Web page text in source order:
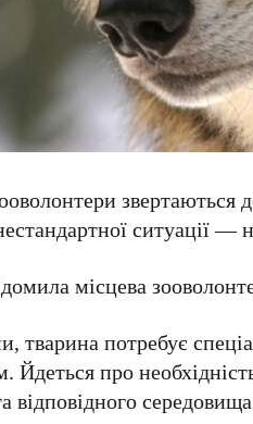
звертаються
ситуації —
місцева
тварина потребує
Йдеться про
відповідного